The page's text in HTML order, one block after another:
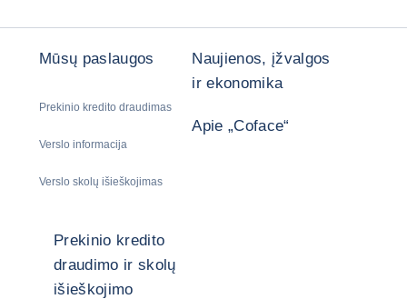
Mūsų paslaugos
Prekinio kredito draudimas
Verslo informacija
Verslo skolų išieškojimas
Naujienos, įžvalgos
ir ekonomika
Apie „Coface“
Prekinio kredito
draudimo ir skolų
išieškojimo